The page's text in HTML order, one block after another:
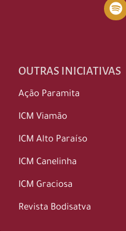
OUTRAS INICIATIVAS
Ação Paramita
ICM Viamão
ICM Alto Paraíso
ICM Canelinha
ICM Graciosa
Revista Bodisatva